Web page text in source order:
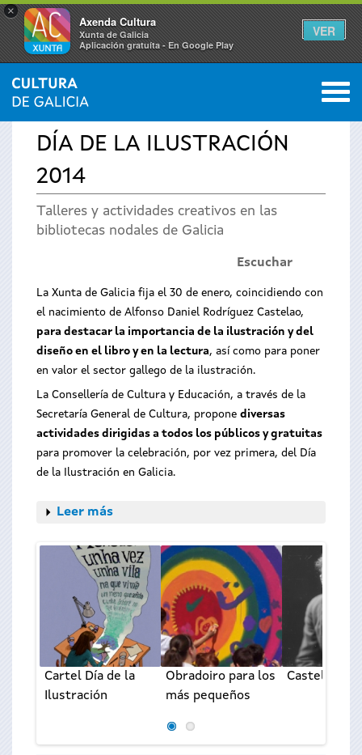
×
Axenda Cultura
Xunta de Galicia
Aplicación gratuíta - En Google Play
VER
Se
usted
aquí
INICIO › TEMAS 0
DÍA DE LA ILUSTRACIÓN
2014
Talleres y actividades creativos en las
bibliotecas nodales de Galicia
Escuchar
La Xunta de Galicia fija el 30 de enero, coincidiendo con
el nacimiento de Alfonso Daniel Rodríguez Castelao,
para destacar la importancia de la ilustración y del
diseño en el libro y en la lectura, así como para poner
en valor el sector gallego de la ilustración.
La Consellería de Cultura y Educación, a través de la
Secretaría General de Cultura, propone diversas
actividades dirigidas a todos los públicos y gratuitas
para promover la celebración, por vez primera, del Día
de la Ilustración en Galicia.
Leer más
Cartel Día de la
Ilustración
Obradoiro para los
más pequeños
Castelao